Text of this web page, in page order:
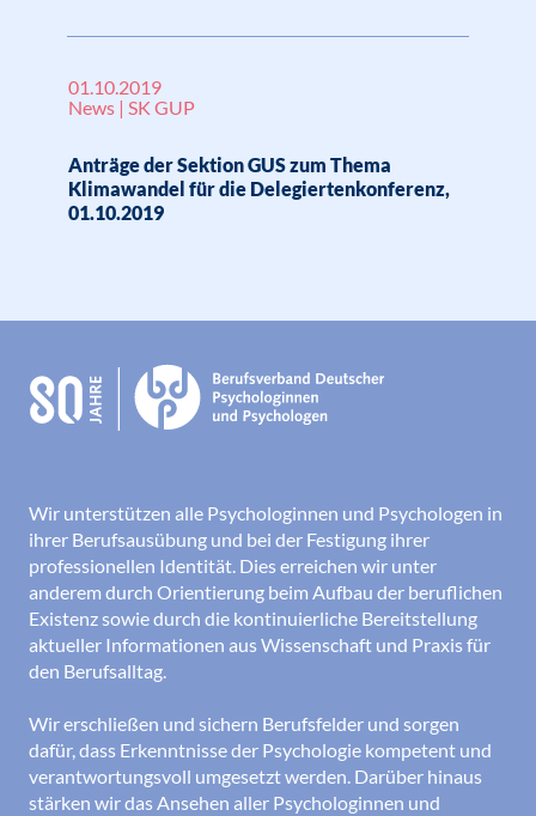
01.10.2019
News | SK GUP
Anträge der Sektion GUS zum Thema
Klimawandel für die Delegiertenkonferenz,
01.10.2019
Wir unterstützen alle Psychologinnen und Psychologen in
ihrer Berufsausübung und bei der Festigung ihrer
professionellen Identität. Dies erreichen wir unter
anderem durch Orientierung beim Aufbau der beruflichen
Existenz sowie durch die kontinuierliche Bereitstellung
aktueller Informationen aus Wissenschaft und Praxis für
den Berufsalltag.
Wir erschließen und sichern Berufsfelder und sorgen
dafür, dass Erkenntnisse der Psychologie kompetent und
verantwortungsvoll umgesetzt werden. Darüber hinaus
stärken wir das Ansehen aller Psychologinnen und